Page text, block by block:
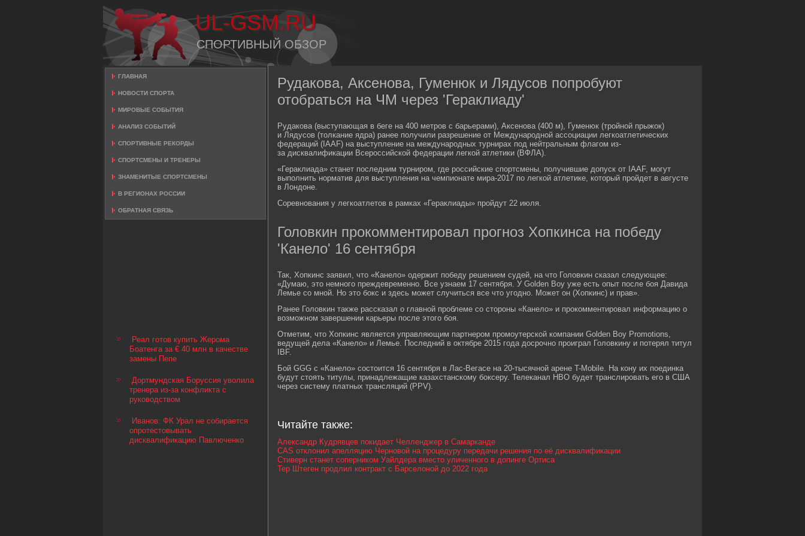
UL-GSM.RU
СПОРТИВНЫЙ ОБЗОР
ГЛАВНАЯ
НОВОСТИ СПОРТА
МИРОВЫЕ СОБЫТИЯ
АНАЛИЗ СОБЫТИЙ
СПОРТИВНЫЕ РЕКОРДЫ
СПОРТСМЕНЫ И ТРЕНЕРЫ
ЗНАМЕНИТЫЕ СПОРТСМЕНЫ
В РЕГИОНАХ РОССИИ
ОБРАТНАЯ СВЯЗЬ
Реал готов купить Жерома
Боатенга за € 40 млн в качестве
замены Пепе
Дортмундская Боруссия уволила
тренера из-за конфликта с
руководством
Иванов: ФК Урал не собирается
опротестовывать
дисквалификацию Павлюченко
Рудакова, Аксенова, Гуменюк и Лядусов попробуют
отобраться на ЧМ через 'Гераклиаду'
Рудакова (выступающая в беге на 400 метров с барьерами), Аксенова (400 м), Гуменюк (тройной прыжок)
и Лядусов (толкание ядра) ранее получили разрешение от Международной ассоциации легкоатлетических
федераций (IAAF) на выступление на международных турнирах под нейтральным флагом из-
за дисквалификации Всероссийской федерации легкой атлетики (ВФЛА).
«Гераклиада» станет последним турниром, где российские спортсмены, получившие допуск от IAAF, могут
выполнить норматив для выступления на чемпионате мира-2017 по легкой атлетике, который пройдет в августе
в Лондоне.
Соревнования у легкоатлетов в рамках «Гераклиады» пройдут 22 июля.
Головкин прокомментировал прогноз Хопкинса на победу
'Канело' 16 сентября
Так, Хопкинс заявил, что «Канело» одержит победу решением судей, на что Головкин сказал следующее:
«Думаю, это немного преждевременно. Все узнаем 17 сентября. У Golden Boy уже есть опыт после боя Давида
Лемье со мной. Но это бокс и здесь может случиться все что угодно. Может он (Хопкинс) и прав».
Ранее Головкин также рассказал о главной проблеме со стороны «Канело» и прокомментировал информацию о
возможном завершении карьеры после этого боя.
Отметим, что Хопкинс является управляющим партнером промоутерской компании Golden Boy Promotions,
ведущей дела «Канело» и Лемье. Последний в октябре 2015 года досрочно проиграл Головкину и потерял титул
IBF.
Бой GGG с «Канело» состоится 16 сентября в Лас-Вегасе на 20-тысячной арене T-Mobile. На кону их поединка
будут стоять титулы, принадлежащие казахстанскому боксеру. Телеканал HBO будет транслировать его в США
через систему платных трансляций (PPV).
Читайте также:
Александр Кудрявцев покидает Челленджер в Самарканде
CAS отклонил апелляцию Черновой на процедуру передачи решения по её дисквалификации
Стиверн станет соперником Уайлдера вместо уличенного в допинге Ортиса
Тер Штеген продлил контракт с Барселоной до 2022 года